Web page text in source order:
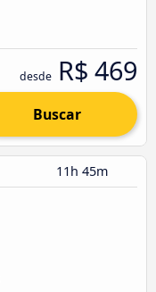
desde R$ 469
Buscar
11h 45m